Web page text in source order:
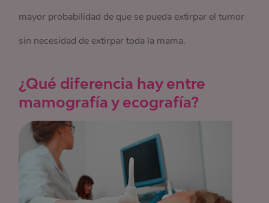
mayor probabilidad de que se pueda extirpar el tumor
sin necesidad de extirpar toda la mama.
¿Qué diferencia hay entre
mamografía y ecografía?